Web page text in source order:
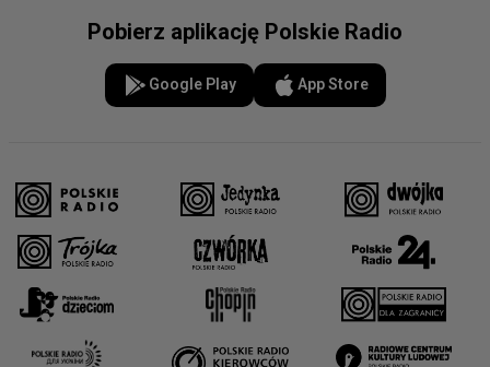
Pobierz aplikację Polskie Radio
Google Play App Store